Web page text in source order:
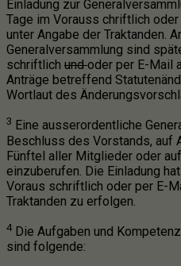
Einladung zur
Tage im Vorauss chriftlich
unter Angabe der Traktanden.
Generalversammlung sind
schriftlich undoder per E-Mail
Anträge betreffend
Wortlaut des
3 Eine ausserordentliche
Beschluss des Vorstands, auf
Fünftel aller Mitglieder oder
einzuberufen. Die Einladung
Voraus schriftlich oder per E-
Traktanden zu erfolgen.
4Die Aufgaben und
sind folgende: